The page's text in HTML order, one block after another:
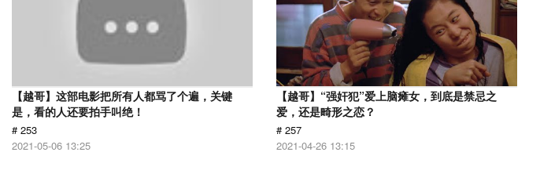
【越哥】这部电影把所有人都骂了个遍，关键
是，看的人还要拍手叫绝！
# 253
2021-05-06 13:25
【越哥】“强奸犯”爱上脑瘫女，到底是禁忌之
爱，还是畸形之恋？
# 257
2021-04-26 13:15